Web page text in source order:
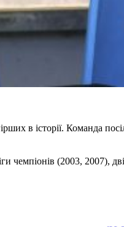
в історії. Команда
(2003, 2007),